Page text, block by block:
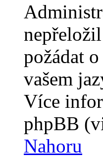
požádat
vašem
Více
phpBB
Nahoru